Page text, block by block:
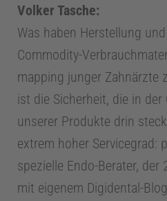
d
i
u
m
I
Volker Tasche:
Was haben Herstellung
Commodity-
mapping junger Zahnärzte
ist die Sicherheit, die in
unserer Produkte drin
extrem hoher Servicegrad:
spezielle Endo-Berater,
mit eigenem Digidental-